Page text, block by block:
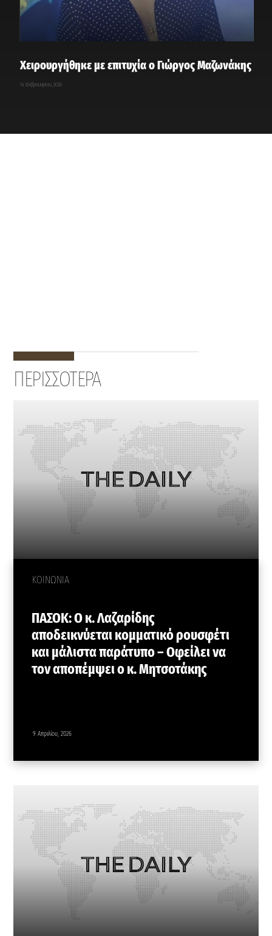
Χειρουργήθηκε με επιτυχία ο Γιώργος Μαζωνάκης
14 Φεβρουαρίου, 2026
ΠΕΡΙΣΣΟΤΕΡΑ
ΚΟΙΝΩΝΙΑ
ΠΑΣΟΚ: Ο κ. Λαζαρίδης
αποδεικνύεται κομματικό ρουσφέτι
και μάλιστα παράτυπο – Οφείλει να
τον αποπέμψει ο κ. Μητσοτάκης
9 Απριλίου, 2026